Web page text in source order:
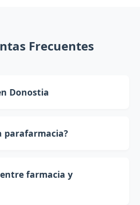
Frecuentes
Donostia
parafarmacia?
farmacia y